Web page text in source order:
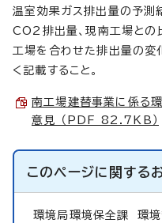
温室効果ガス排出量の予測
CO2排出量、現南工場と
工場を合わせた排出量の変
く記載すること。
南工場建替事業に係る
意見 （PDF 82.7KB）
このページに関する
環境局環境保全課 環